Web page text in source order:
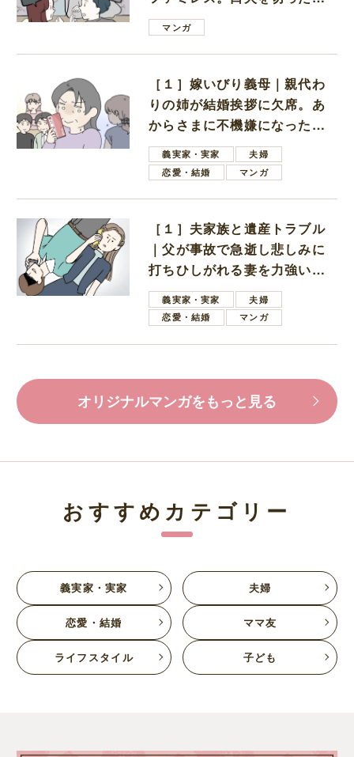
は電車好きの男の子ママ
マンガ
［１］嫁いびり義母｜親代わ
りの姉が結婚挨拶に欠席。あ
からさまに不機嫌になった義
母義実家・実家
夫婦
恋愛・結婚
マンガ
［１］夫家族と遺産トラブル
｜父が事故で急逝し悲しみに
打ちひしがれる妻を力強い言
葉で励ます夫
義実家・実家
夫婦
恋愛・結婚
マンガ
オリジナルマンガをもっと見る
おすすめカテゴリー
義実家・実家 夫婦
恋愛・結婚 ママ友
ライフスタイル 子ども